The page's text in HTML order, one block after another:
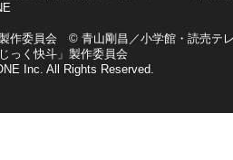
作委員会 © 青山剛昌／小学館・読売テ
っく快斗」製作委員会
Inc. All Rights Reserved.